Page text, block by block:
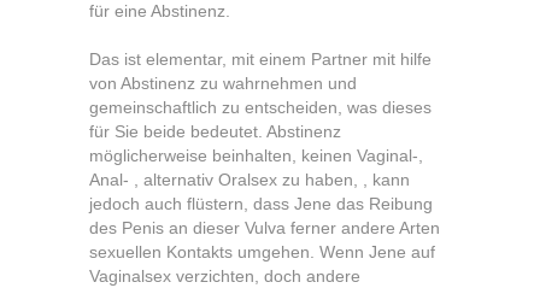
für eine Abstinenz.
Das ist elementar, mit einem Partner mit hilfe
von Abstinenz zu wahrnehmen und
gemeinschaftlich zu entscheiden, was dieses
für Sie beide bedeutet. Abstinenz
möglicherweise beinhalten, keinen Vaginal-,
Anal- , alternativ Oralsex zu haben, , kann
jedoch auch flüstern, dass Jene das Reibung
des Penis an dieser Vulva ferner andere Arten
sexuellen Kontakts umgehen. Wenn Jene auf
Vaginalsex verzichten, doch andere